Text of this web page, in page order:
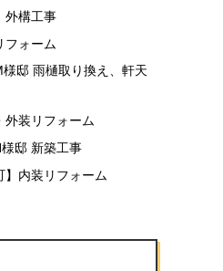
外構工事
フォーム
様邸 雨樋取り換え、軒天
外装リフォーム
様邸 新築工事
】内装リフォーム